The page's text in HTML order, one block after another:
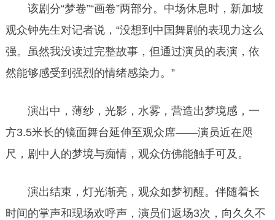
该剧分“梦卷”“画卷”两部分。中场休息时，新加坡
观众钟先生对记者说，“没想到中国舞剧的表现力这么
强。虽然我没读过完整故事，但通过演员的表演，依
然能够感受到强烈的情绪感染力。”
演出中，薄纱，光影，水雾，营造出梦境感，一
方3.5米长的镜面舞台延伸至观众席——演员近在咫
尺，剧中人的梦境与痴情，观众仿佛能触手可及。
演出结束，灯光渐亮，观众如梦初醒。伴随着长
时间的掌声和现场欢呼声，演员们返场3次，向久久不